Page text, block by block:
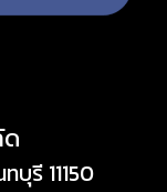
บุรี 11150